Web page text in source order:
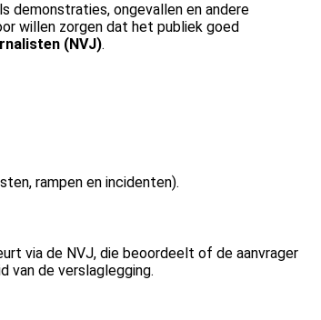
demonstraties, ongevallen en andere
willen zorgen dat het publiek goed
(NVJ).
rampen en incidenten).
via de NVJ, die beoordeelt of de aanvrager
van de verslaglegging.